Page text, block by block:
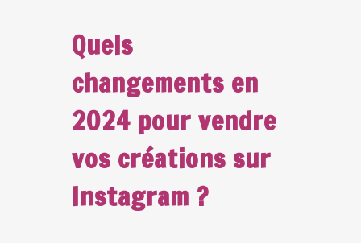
Quels
changements en
2024 pour vendre
vos créations sur
Instagram ?